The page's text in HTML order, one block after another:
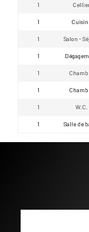
1
1
1 Salon -
1
1
1
1 W.C.
1 Salle de